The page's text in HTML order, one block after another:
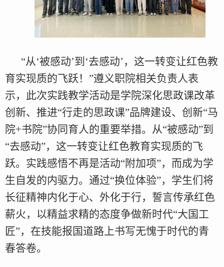
“从‘被感动’到‘去感动’，这一转变让红色教
育实现质的飞跃！”遵义职院相关负责人表
示，此次实践教学活动是学院深化思政课改革
创新、推进“行走的思政课”品牌建设、创新“马
院+书院”协同育人的重要举措。从“被感动”到
“去感动”，这一转变让红色教育实现质的飞
跃。实践感悟不再是活动“附加项”，而成为学
生自发的内驱力。通过“换位体验”，学生们将
长征精神内化于心、外化于行，誓言传承红色
薪火，以精益求精的态度争做新时代“大国工
匠”，在技能报国道路上书写无愧于时代的青
春答卷。